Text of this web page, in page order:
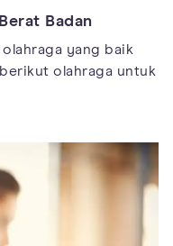
Badan
yang baik
olahraga untuk